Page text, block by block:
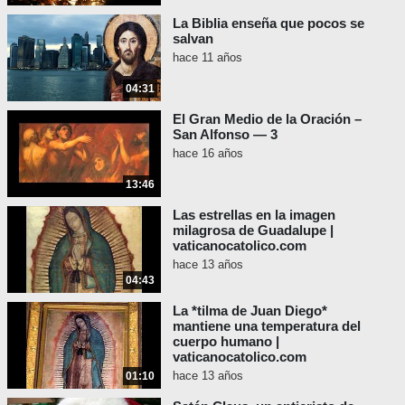
El objeto del profitentiumen este
pasaje son lasnon christianas
religiones
, es decir, las religiones no
cristianas. Así, se refiere a la firme
creencia de los que profesan
religiones no cristianas.
Después él utiliza el pronombre
relativo
quae,que significa
concuerda en el contexto con
persuasio
intensivo
ipsa (que significa en sí
misma
Entonces,quae et ipsa
procedit
significa,
que sí misma
también procede
Así que la firme creencia de los que
profesan religiones no cristianas, ¿de
quién procede, según Juan Pablo II?
Según él, procedea Spiritu veritatis
es decir, del Espíritu de verdad.
04:31
La Biblia enseña que pocos se
salvan
hace 11 años
13:46
El Gran Medio de la Oración –
San Alfonso — 3
hace 16 años
04:43
Las estrellas en la imagen
milagrosa de Guadalupe |
vaticanocatolico.com
hace 13 años
01:10
La *tilma de Juan Diego*
mantiene una temperatura del
cuerpo humano |
vaticanocatolico.com
hace 13 años